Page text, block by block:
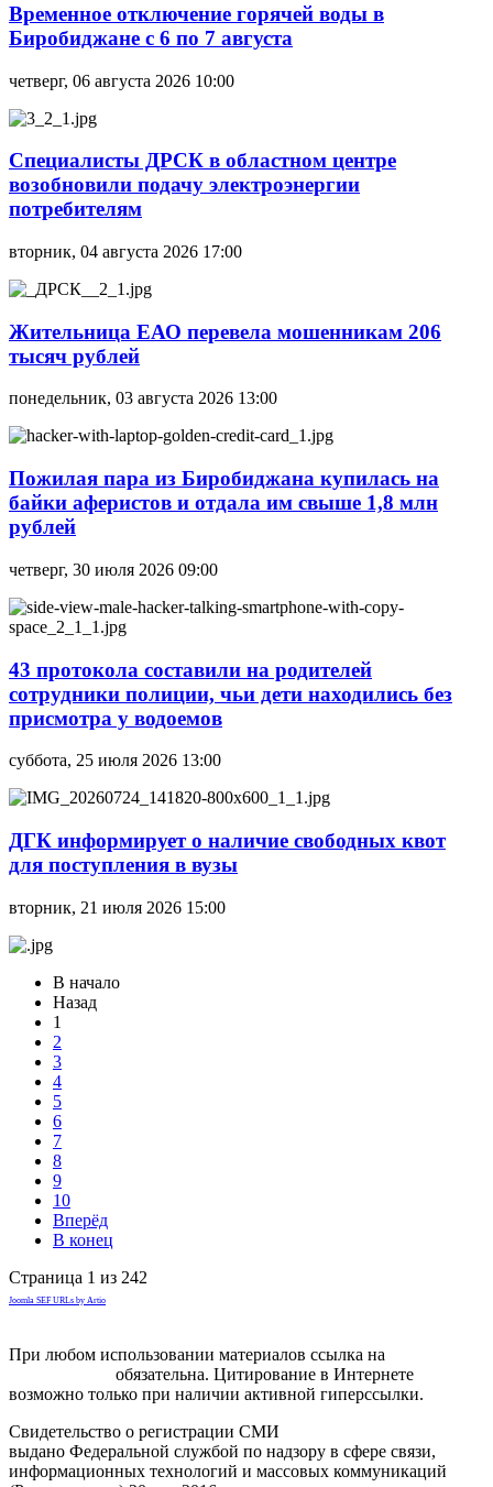
Временное отключение горячей воды в
Биробиджане с 6 по 7 августа
четверг, 06 августа 2026 10:00
Специалисты ДРСК в областном центре
возобновили подачу электроэнергии
потребителям
вторник, 04 августа 2026 17:00
Жительница ЕАО перевела мошенникам 206
тысяч рублей
понедельник, 03 августа 2026 13:00
Пожилая пара из Биробиджана купилась на
байки аферистов и отдала им свыше 1,8 млн
рублей
четверг, 30 июля 2026 09:00
43 протокола составили на родителей
сотрудники полиции, чьи дети находились без
присмотра у водоемов
суббота, 25 июля 2026 13:00
ДГК информирует о наличие свободных квот
для поступления в вузы
вторник, 21 июля 2026 15:00
В начало
Назад
1
2
3
4
5
6
7
8
9
10
Вперёд
В конец
Страница 1 из 242
Joomla SEF URLs by Artio
При любом использовании материалов ссылка на
обязательна. Цитирование в Интернете
возможно только при наличии активной гиперссылки.
Свидетельство о регистрации СМИ
выдано Федеральной службой по надзору в сфере связи,
информационных технологий и массовых коммуникаций